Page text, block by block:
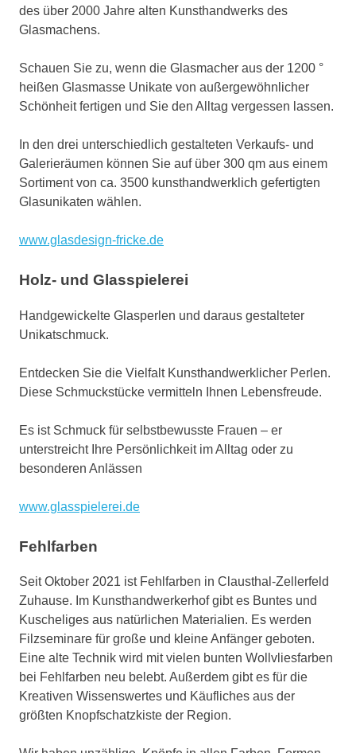
des über 2000 Jahre alten Kunsthandwerks des
Glasmachens.
Schauen Sie zu, wenn die Glasmacher aus der 1200 °
heißen Glasmasse Unikate von außergewöhnlicher
Schönheit fertigen und Sie den Alltag vergessen lassen.
In den drei unterschiedlich gestalteten Verkaufs- und
Galerieräumen können Sie auf über 300 qm aus einem
Sortiment von ca. 3500 kunsthandwerklich gefertigten
Glasunikaten wählen.
www.glasdesign-fricke.de
Holz- und Glasspielerei
Handgewickelte Glasperlen und daraus gestalteter
Unikatschmuck.
Entdecken Sie die Vielfalt Kunsthandwerklicher Perlen.
Diese Schmuckstücke vermitteln Ihnen Lebensfreude.
Es ist Schmuck für selbstbewusste Frauen – er
unterstreicht Ihre Persönlichkeit im Alltag oder zu
besonderen Anlässen
www.glasspielerei.de
Fehlfarben
Seit Oktober 2021 ist Fehlfarben in Clausthal-Zellerfeld
Zuhause. Im Kunsthandwerkerhof gibt es Buntes und
Kuscheliges aus natürlichen Materialien. Es werden
Filzseminare für große und kleine Anfänger geboten.
Eine alte Technik wird mit vielen bunten Wollvliesfarben
bei Fehlfarben neu belebt. Außerdem gibt es für die
Kreativen Wissenswertes und Käufliches aus der
größten Knopfschatzkiste der Region.